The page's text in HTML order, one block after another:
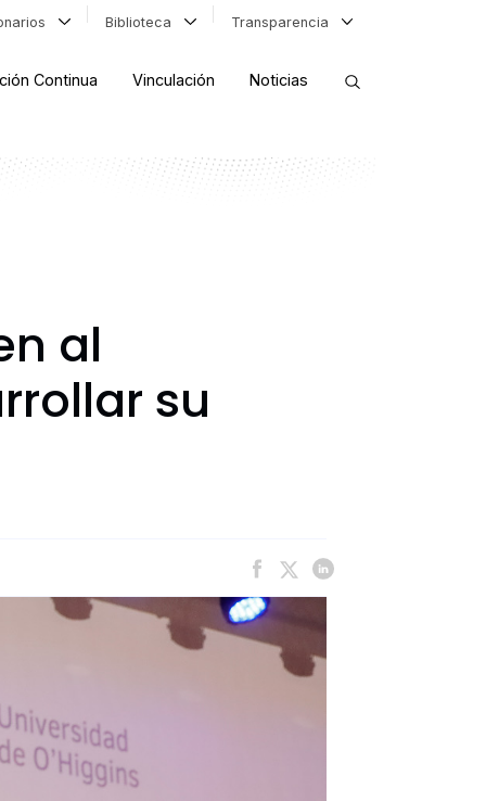
Biblioteca Transparencia
Continua Vinculación Noticias
al
su